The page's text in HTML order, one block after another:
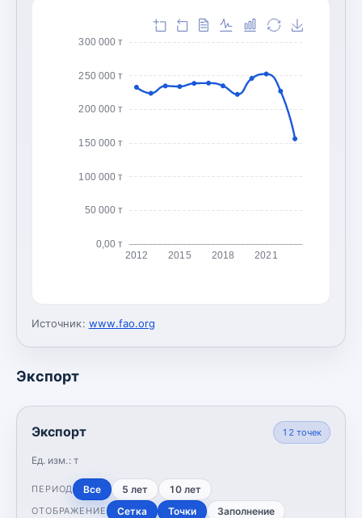
0,00 т
50 000 т
100 000 т
150 000 т
200 000 т
250 000 т
300 000 т
2012 2015 2018 2021
Источник: www.fao.org
Экспорт
Экспорт
Ед. изм.: т
12 точек
ПЕРИОД Все 5 лет 10 лет
ОТОБРАЖЕНИЕ Сетка Точки Заполнение